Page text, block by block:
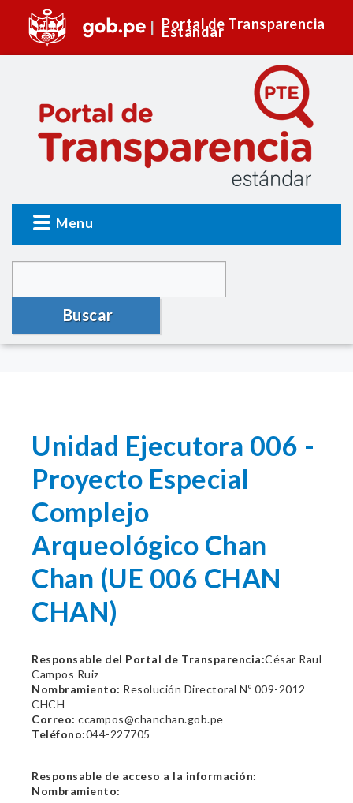
Portal de Transparencia
Estándar
Menu
Buscar
Unidad Ejecutora 006 -
Proyecto Especial
Complejo
Arqueológico Chan
Chan (UE 006 CHAN
CHAN)
Responsable del Portal de Transparencia:César Raul
Campos Ruiz
Nombramiento: Resolución Directoral Nº 009-2012
CHCH
Correo: ccampos@chanchan.gob.pe
Teléfono:044-227705
Responsable de acceso a la información:
Nombramiento: